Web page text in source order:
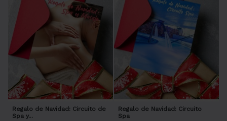
Regalo de Navidad: Circuito de
Spa y...
Regalo de Navidad: Circuito
Spa